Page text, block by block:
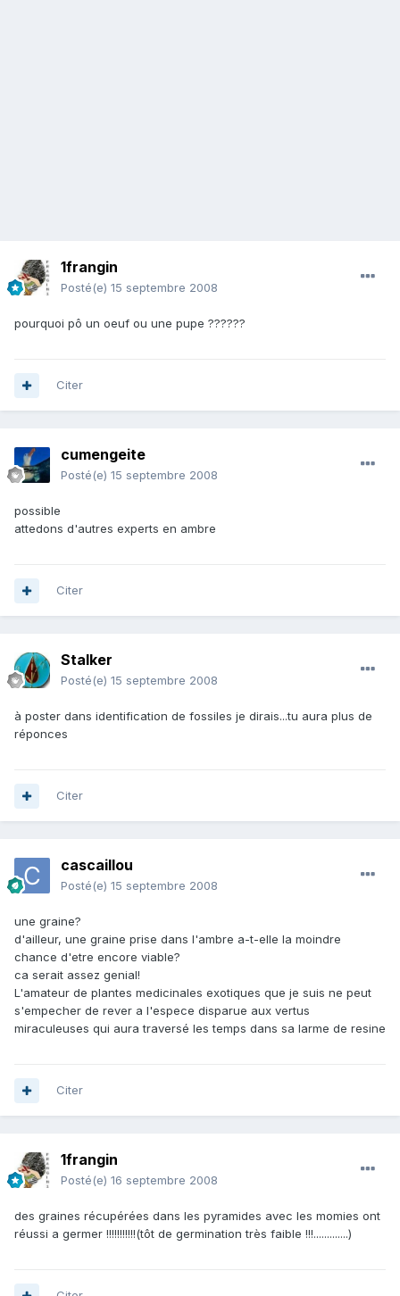
1frangin
Posté(e) 15 septembre 2008
pourquoi pô un oeuf ou une pupe ??????
Citer
cumengeite
Posté(e) 15 septembre 2008
possible
attedons d'autres experts en ambre
Citer
Stalker
Posté(e) 15 septembre 2008
à poster dans identification de fossiles je dirais...tu aura plus de
réponces
Citer
cascaillou
Posté(e) 15 septembre 2008
une graine?
d'ailleur, une graine prise dans l'ambre a-t-elle la moindre
chance d'etre encore viable?
ca serait assez genial!
L'amateur de plantes medicinales exotiques que je suis ne peut
s'empecher de rever a l'espece disparue aux vertus
miraculeuses qui aura traversé les temps dans sa larme de resine
Citer
1frangin
Posté(e) 16 septembre 2008
des graines récupérées dans les pyramides avec les momies ont
réussi a germer !!!!!!!!!!!(tôt de germination très faible !!!.............)